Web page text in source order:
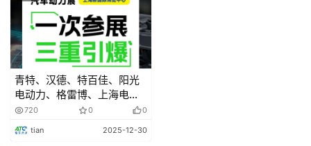
产百万台
第三代特斯拉人形机器人即将亮相，从第一性原理出
发，进行重新设计，通过观察人类行为即可学习新技能，预
计年产百万台。
比亚迪正式发布天神之眼5.0全新体验
青特、汉德、特百佳、阳光
电动力、格雷博、上海电驱
动、采埃孚、凌昇动力已就
位！6月上海汽车动力展，3
天锁定全年核心客户！
720 0 0
tian 2025-12-30